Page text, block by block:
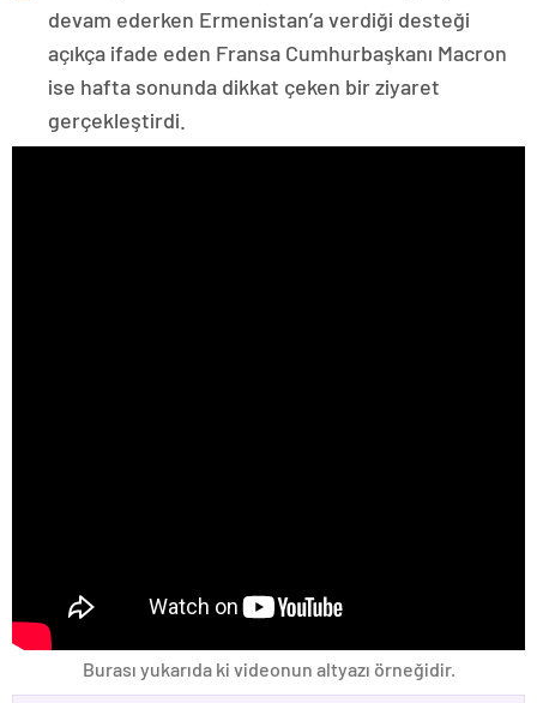
devam ederken Ermenistan’a verdiği desteği
açıkça ifade eden Fransa Cumhurbaşkanı Macron
ise hafta sonunda dikkat çeken bir ziyaret
gerçekleştirdi.
Burası yukarıda ki videonun altyazı örneğidir.